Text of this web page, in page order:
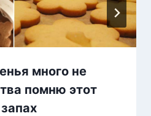
много не
помню этот